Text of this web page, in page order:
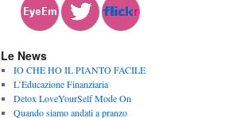
Le News
IO CHE HO IL PIANTO FACILE
L’Educazione Finanziaria
Detox LoveYourSelf Mode On
Quando siamo andati a pranzo